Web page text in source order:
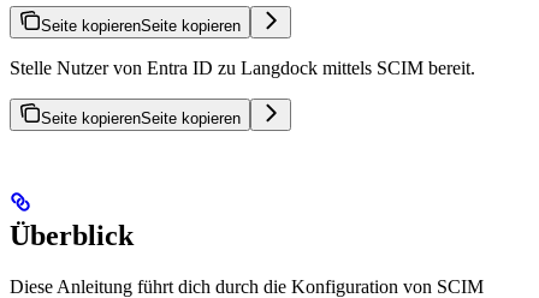
Seite kopierenSeite kopieren
Stelle Nutzer von Entra ID zu Langdock mittels SCIM bereit.
Seite kopierenSeite kopieren
Überblick
Diese Anleitung führt dich durch die Konfiguration von SCIM